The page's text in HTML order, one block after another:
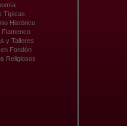
Típicas
Histórico
Flamenco
y Talleres
Fondón
Religiosos